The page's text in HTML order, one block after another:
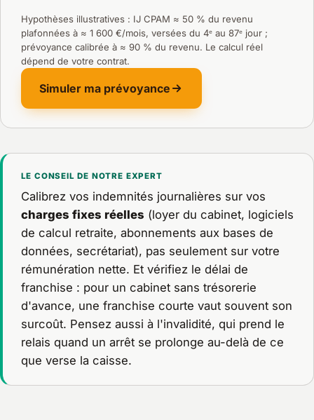
Hypothèses illustratives : IJ CPAM ≈ 50 % du revenu
plafonnées à ≈ 1 600 €/mois, versées du 4ᵉ au 87ᵉ jour ;
prévoyance calibrée à ≈ 90 % du revenu. Le calcul réel
dépend de votre contrat.
Simuler ma prévoyance
LE CONSEIL DE NOTRE EXPERT
Calibrez vos indemnités journalières sur vos
charges fixes réelles (loyer du cabinet, logiciels
de calcul retraite, abonnements aux bases de
données, secrétariat), pas seulement sur votre
rémunération nette. Et vérifiez le délai de
franchise : pour un cabinet sans trésorerie
d'avance, une franchise courte vaut souvent son
surcoût. Pensez aussi à l'invalidité, qui prend le
relais quand un arrêt se prolonge au-delà de ce
que verse la caisse.